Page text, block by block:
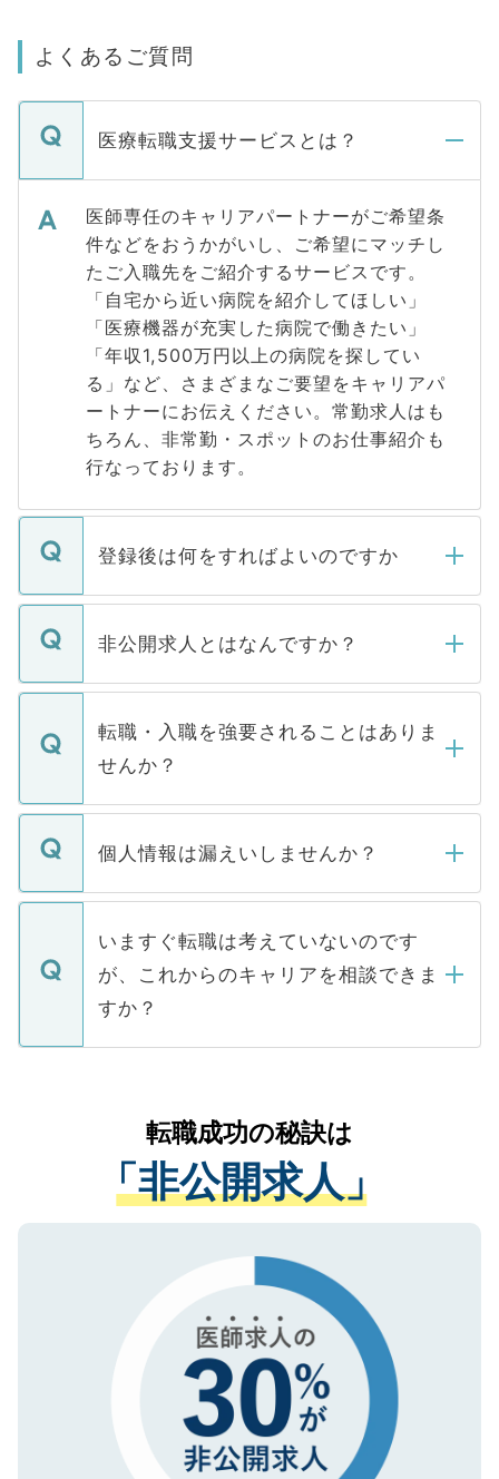
よくあるご質問
医療転職支援サービスとは？
医師専任のキャリアパートナーがご希望条
件などをおうかがいし、ご希望にマッチし
たご入職先をご紹介するサービスです。
「自宅から近い病院を紹介してほしい」
「医療機器が充実した病院で働きたい」
「年収1,500万円以上の病院を探してい
る」など、さまざまなご要望をキャリアパ
ートナーにお伝えください。常勤求人はも
ちろん、非常勤・スポットのお仕事紹介も
行なっております。
登録後は何をすればよいのですか
ご登録いただきましたら、弊社担当者がご
登録内容を確認し、その後メールもしくは
ます。通常、5営業日以内にはご連絡をせて
いただきますので、しばらくお待ちくださ
い。
非公開求人とはなんですか？
マイナビDOCTORで取り扱っている求人の
うち約3割は、Webサイトからご覧いただ
けない「非公開求人」です。非公開求人は
下記の理由によって、一般には公開してい
ません。
■応募殺到を避けるため 人気のある医療機
関を公にしてしまうと、応募が殺到する場
に、医療機関が求める条件に合った人材の
みを人材紹介会社に依頼するケースが増え
ています。
転職・入職を強要されることはありま
せんか？
転職・入職を強要することは一切ありませ
ん。また、仮に応募先から内定をいただい
定を承諾する必要はありません。内定先へ
の辞退の連絡はキャリアパートナーが行い
ますので、ご安心ください。
個人情報は漏えいしませんか？
個人情報が漏えいすることはありませんの
で、ご安心ください。当サイトからの登録
などで収集したご登録者様の個人情報は、
ご本人のキャリアアップおよび転職活動の
支援を目的に使用いたします。お預かりし
ているすべての個人データはご本人の許可
は、個人情報の取り扱いについての厳密な
管理基準を満たした事業者のみに付与され
る、プライバシーマークを取得済みです。
ご登録いただいた個人情報は、SSL（デー
で、機密保持に関してもご安心ください。
いますぐ転職は考えていないのです
が、これからのキャリアを相談できま
すか？
かがいして、現在の医療機関の状況や紹介
経験をまじえながら、適切なアドバイスを
させていただきます。すぐにご転職をされ
ない方には、長期的なサポートが可能です
ので、まずはご登録ください。
転職成功の秘訣は
「非公開求人」